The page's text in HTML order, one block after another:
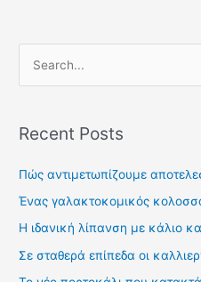
r
o
r
Recent Posts
Πώς αντιμετωπίζουμε
Ένας γαλακτοκομικός
Η ιδανική λίπανση με κάλιο
Σε σταθερά επίπεδα οι